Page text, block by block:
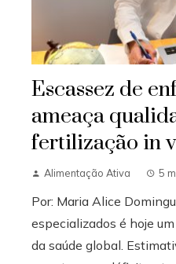
Escassez de
ameaça
fertilização in
Alimentação Ativa 5
Por: Maria Alice
especializados é hoje
da saúde global.